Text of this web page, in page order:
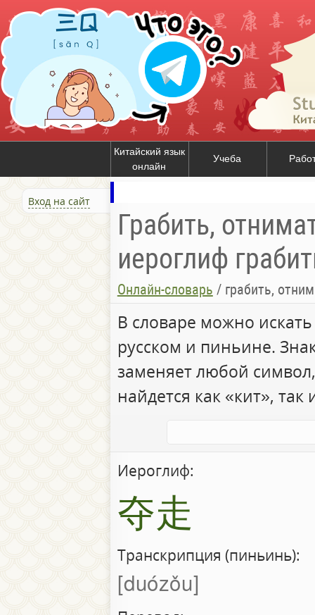
Китайский язык
онлайн
Учеба
Вход на сайт
Грабить,
иероглиф
Онлайн-словарь / грабить,
В словаре можно
русском и пиньине.
заменяет любой
найдется как «кит», так
Иероглиф:
夺走
Транскрипция (пиньинь):
duózǒu